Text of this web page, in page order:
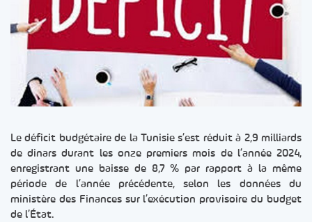
Le déficit budgétaire de la Tunisie s’est réduit à 2,9 milliards
de dinars durant les onze premiers mois de l’année 2024,
enregistrant une baisse de 8,7 % par rapport à la même
période de l’année précédente, selon les données du
ministère des Finances sur l’exécution provisoire du budget
de l’État.